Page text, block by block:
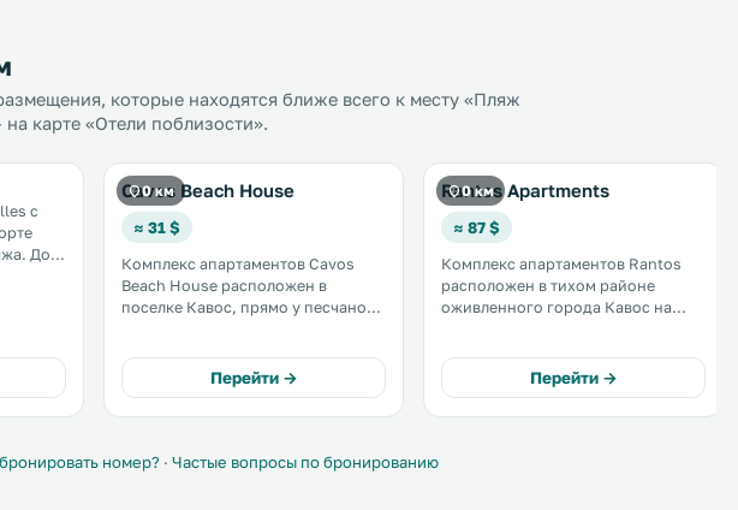
которые находятся ближе всего к месту «Пляж
карте «Отели поблизости».
с
До
0 км
Cavos Beach House
≈ 31 $
Комплекс апартаментов Cavos
Beach House расположен в
поселке Кавос, прямо у песчаного
видом на море, плита и
холодильник. Кондиционер и
сейф предоставляются за
Перейти →
0 км
Rantos Apartments
≈ 87 $
Комплекс апартаментов Rantos
расположен в тихом районе
оживленного города Кавос на
прекрасно меблированные
апартаменты в самом центре
Перейти →
номер? · Частые вопросы по бронированию